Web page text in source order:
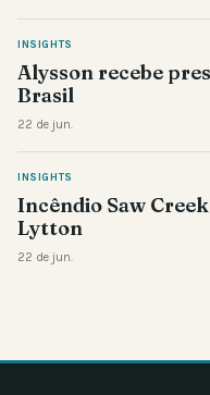
INSIGHTS
Alysson recebe
Brasil
22 de jun.
INSIGHTS
Incêndio Saw
Lytton
22 de jun.